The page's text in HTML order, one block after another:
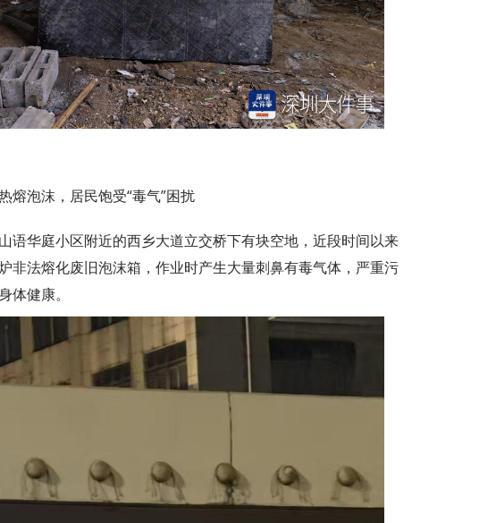
熔泡沫，居民饱受“毒气”困扰
语华庭小区附近的西乡大道立交桥下有块空地，近段时间以来
非法熔化废旧泡沫箱，作业时产生大量刺鼻有毒气体，严重污
体健康。